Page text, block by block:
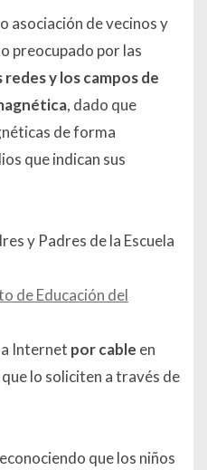
asociación de vecinos y
preocupado porlas
y los campos de
, dado que
de forma
que indican sus
y Padres de la Escuela
de Educación del
Internet por cable en
lo soliciten a través de
que los niños